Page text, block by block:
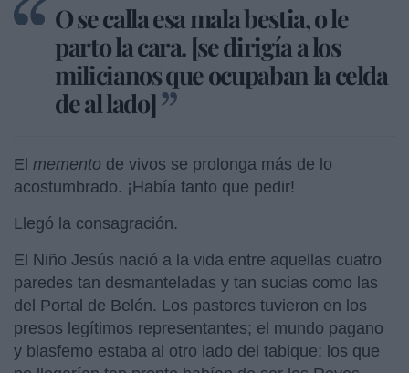
O se calla esa mala bestia, o le
parto la cara. [se dirigía a los
milicianos que ocupaban la celda
de al lado]
El memento de vivos se prolonga más de lo
acostumbrado. ¡Había tanto que pedir!
Llegó la consagración.
El Niño Jesús nació a la vida entre aquellas cuatro
paredes tan desmanteladas y tan sucias como las
del Portal de Belén. Los pastores tuvieron en los
presos legítimos representantes; el mundo pagano
y blasfemo estaba al otro lado del tabique; los que